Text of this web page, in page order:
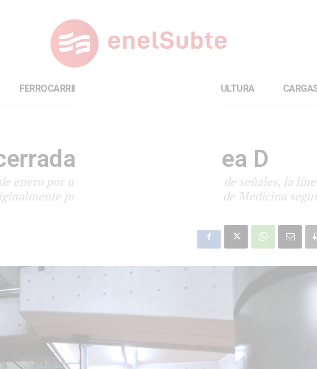
FERROCARRILES CULTURA
reabrió la línea D
enero por una actualización del sistema de señales, la
previsto. La estación Facultad de Medicina